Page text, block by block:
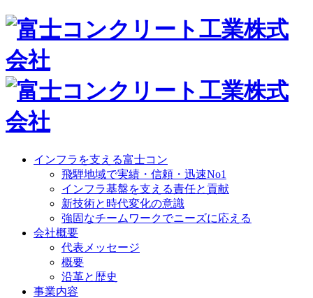
インフラを支える富士コン
飛騨地域で実績・信頼・迅速No1
インフラ基盤を支える責任と貢献
新技術と時代変化の意識
強固なチームワークでニーズに応える
会社概要
代表メッセージ
概要
沿革と歴史
事業内容